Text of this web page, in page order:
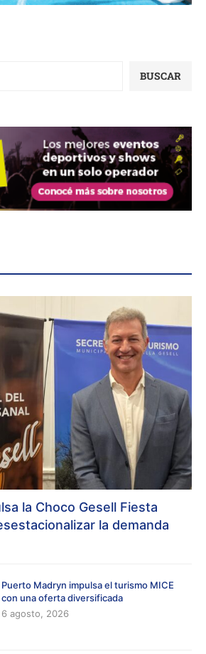
BUSCAR
la Choco Gesell Fiesta
la demanda
Puerto Madryn impulsa el turismo MICE
con una oferta diversificada
6 agosto, 2026